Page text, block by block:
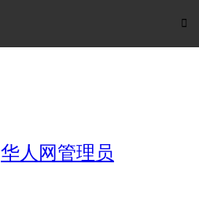

华人网管理员